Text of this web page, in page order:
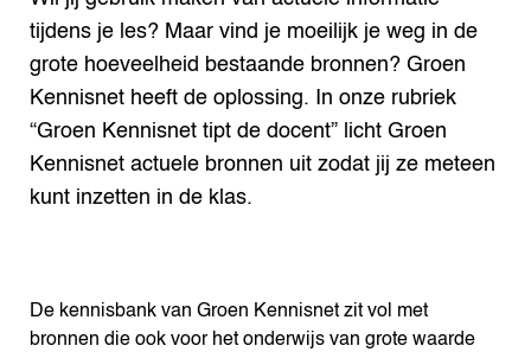
tijdens je les? Maar vind je moeilijk je weg in de
grote hoeveelheid bestaande bronnen? Groen
Kennisnet heeft de oplossing. In onze rubriek
“Groen Kennisnet tipt de docent” licht Groen
Kennisnet actuele bronnen uit zodat jij ze meteen
kunt inzetten in de klas.
De kennisbank van Groen Kennisnet zit vol met
bronnen die ook voor het onderwijs van grote waarde